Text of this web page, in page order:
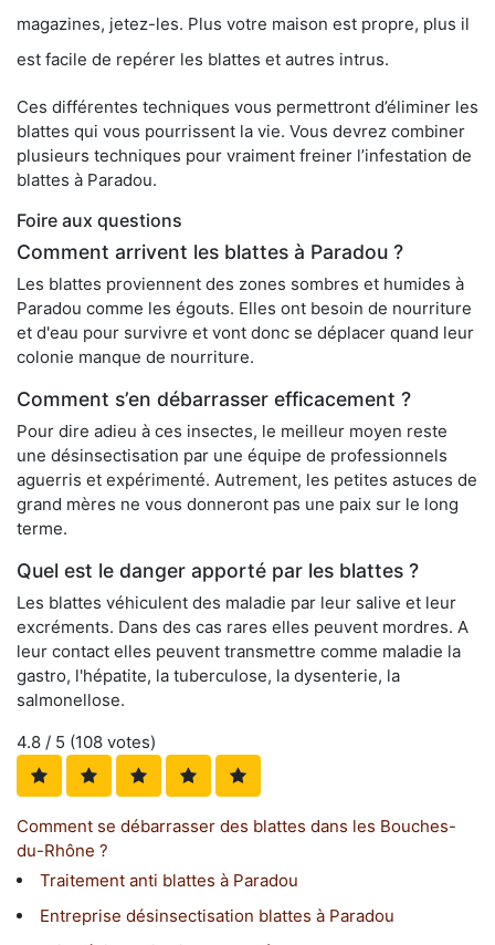
magazines, jetez-les. Plus votre maison est propre, plus il
est facile de repérer les blattes et autres intrus.
Ces différentes techniques vous permettront d’éliminer les
blattes qui vous pourrissent la vie. Vous devrez combiner
plusieurs techniques pour vraiment freiner l’infestation de
blattes à Paradou.
Foire aux questions
Comment arrivent les blattes à Paradou ?
Les blattes proviennent des zones sombres et humides à
Paradou comme les égouts. Elles ont besoin de nourriture
et d'eau pour survivre et vont donc se déplacer quand leur
colonie manque de nourriture.
Comment s’en débarrasser efficacement ?
Pour dire adieu à ces insectes, le meilleur moyen reste
une désinsectisation par une équipe de professionnels
aguerris et expérimenté. Autrement, les petites astuces de
grand mères ne vous donneront pas une paix sur le long
terme.
Quel est le danger apporté par les blattes ?
Les blattes véhiculent des maladie par leur salive et leur
excréments. Dans des cas rares elles peuvent mordres. A
leur contact elles peuvent transmettre comme maladie la
gastro, l'hépatite, la tuberculose, la dysenterie, la
salmonellose.
4.8 / 5 (108 votes)
Comment se débarrasser des blattes dans les Bouches-
du-Rhône ?
Traitement anti blattes à Paradou
Entreprise désinsectisation blattes à Paradou